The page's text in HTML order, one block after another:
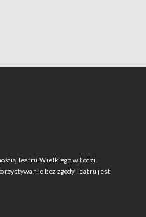
Teatru Wielkiego w Łodzi.
bez zgody Teatru jest